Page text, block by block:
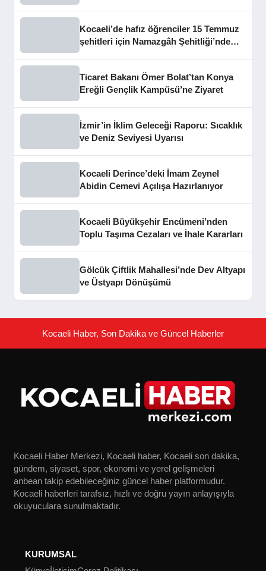
Kocaeli’de hafız öğrenciler 15 Temmuz
şehitleri için Namazgâh Şehitliği’nde
Ticaret Bakanı Ömer Bolat’tan Konya
Ereğli Gençlik Kampüsü’ne Ziyaret
İzmir’in İklim Geleceği Raporu: Sıcaklık
ve Deniz Seviyesi Uyarısı
Kocaeli Derince’deki İmam Zeynel
Abidin Cemevi Açılışa Hazırlanıyor
Kocaeli Büyükşehir Encümeni’nden
Toplu Taşıma Cezaları ve İhale Kararları
Gölcük Çiftlik Mahallesi’nde Dev Altyapı
ve Üstyapı Dönüşümü
Kocaeli Haber, Son Dakika ve Güncel Haberler
Kocaeli Haber Merkezi, Kocaeli haber, Kocaeli son dakika,
gündem, siyaset, spor, ekonomi ve yerel gelişmeleri
anbean takip edebileceğiniz güncel haber platformudur.
Kocaeli haberleri tarafsız, hızlı ve doğru yayın anlayışıyla
okuyuculara sunulmaktadır.
KURUMSAL